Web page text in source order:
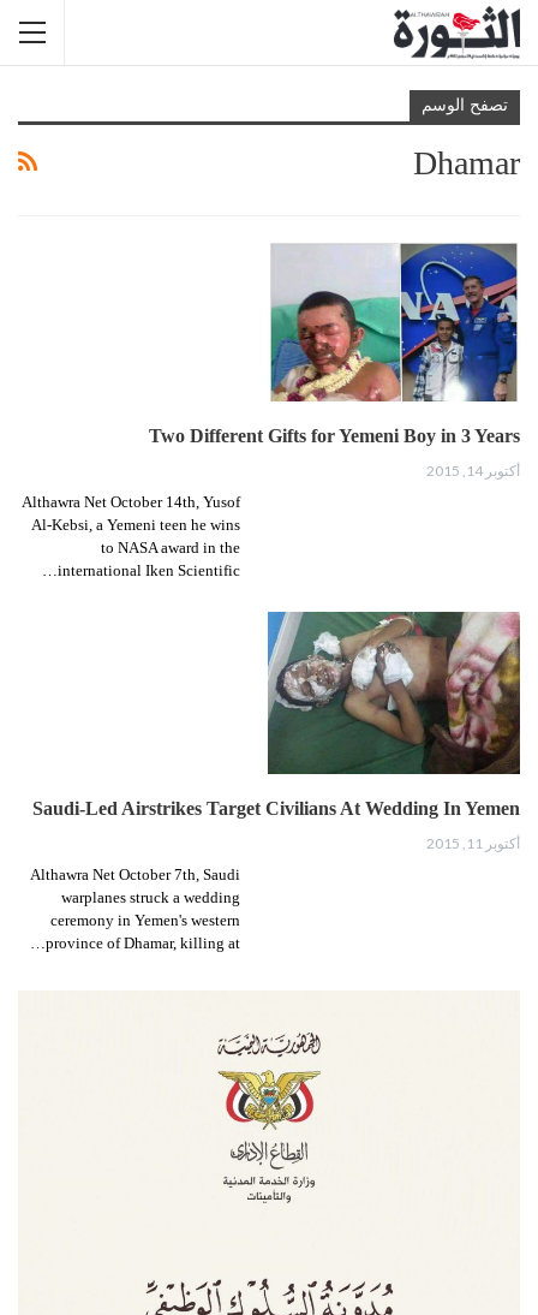
تصفح الوسم
Dhamar
Two Different Gifts for Yemeni Boy in 3 Years
أكتوبر 14, 2015
Althawra Net October 14th, Yusof
Al-Kebsi, a Yemeni teen he wins
to NASA award in the
international Iken Scientific…
Saudi-Led Airstrikes Target Civilians At Wedding In Yemen
أكتوبر 11, 2015
Althawra Net October 7th, Saudi
warplanes struck a wedding
ceremony in Yemen's western
province of Dhamar, killing at…